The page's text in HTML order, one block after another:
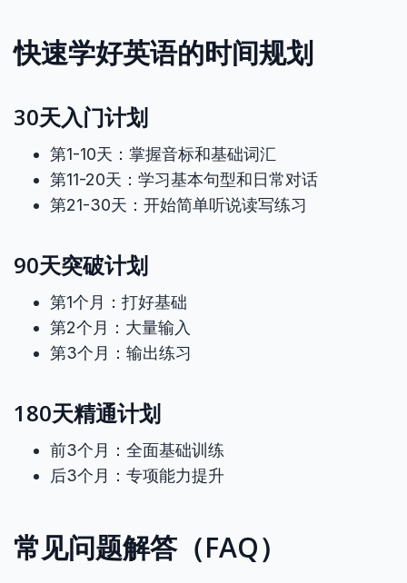
快速学好英语的时间规划
30天入门计划
第1-10天：掌握音标和基础词汇
第11-20天：学习基本句型和日常对话
第21-30天：开始简单听说读写练习
90天突破计划
第1个月：打好基础
第2个月：大量输入
第3个月：输出练习
180天精通计划
前3个月：全面基础训练
后3个月：专项能力提升
常见问题解答（FAQ）